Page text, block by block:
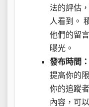
法的評估
人看到。
他們的留
曝光。
發布時間：
提高你的
你的追蹤
內容，可